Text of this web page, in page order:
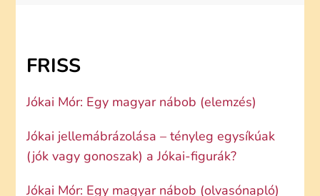
FRISS
Jókai Mór: Egy magyar nábob (elemzés)
Jókai jellemábrázolása – tényleg egysíkúak
(jók vagy gonoszak) a Jókai-figurák?
Jókai Mór: Egy magyar nábob (olvasónapló)